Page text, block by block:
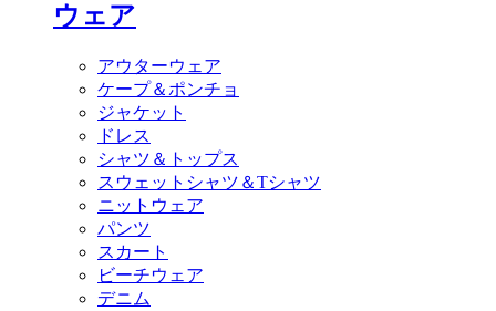
ウェア
アウターウェア
ケープ＆ポンチョ
ジャケット
ドレス
シャツ＆トップス
スウェットシャツ＆Tシャツ
ニットウェア
パンツ
スカート
ビーチウェア
デニム